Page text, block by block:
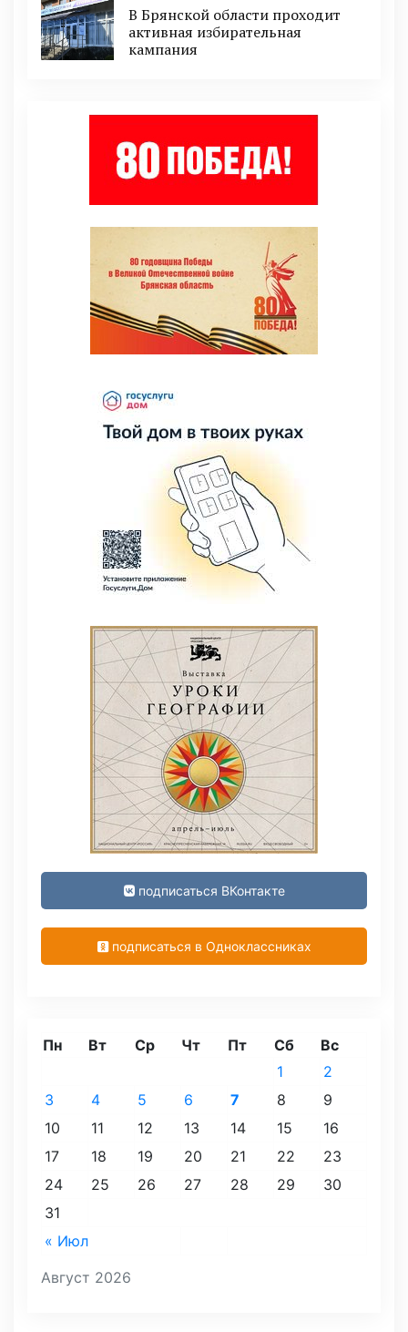
В Брянской области проходит
активная избирательная
кампания
подписаться ВКонтакте
подписаться в Одноклассниках
Август 2026
Пн Вт Ср Чт Пт Сб Вс
« Июл
1
2
3
4 5 6 7 8
9
10
11 12 13 14 15
16
17
18 19 20 21 22
23
24
25 26 27 28 29
30
31